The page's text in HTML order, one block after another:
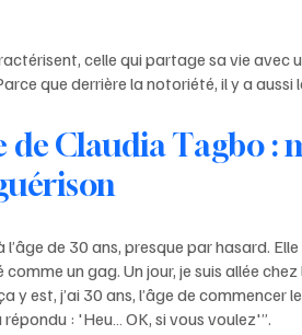
celle qui partage sa vie avec
que derrière la notoriété, il y a
Claudia Tagbo :
de 30 ans, presque par hasard.
un gag. Un jour, je suis allée
y est, j’ai 30 ans, l’âge de commencer
: 'Heu… OK, si vous voulez'”.